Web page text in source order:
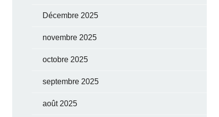
Décembre 2025
novembre 2025
octobre 2025
septembre 2025
août 2025